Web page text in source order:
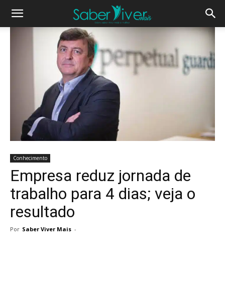
Conhecimento
Empresa reduz jornada de
trabalho para 4 dias; veja o
resultado
Por Saber Viver Mais -